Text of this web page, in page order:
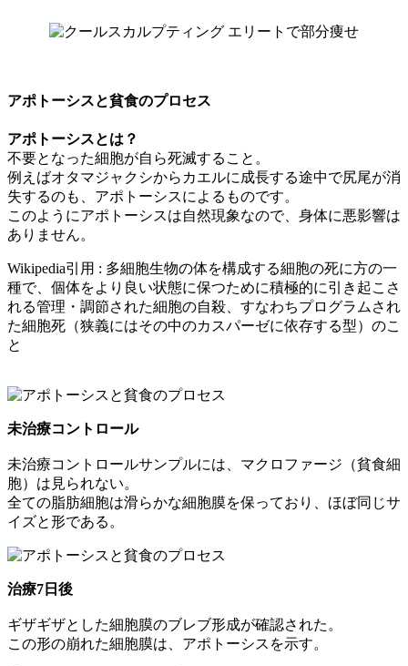
アポトーシスと貧食のプロセス
アポトーシスとは？
不要となった細胞が自ら死滅すること。
例えばオタマジャクシからカエルに成長する途中で尻尾が消
失するのも、アポトーシスによるものです。
このようにアポトーシスは自然現象なので、身体に悪影響は
ありません。
Wikipedia引用 : 多細胞生物の体を構成する細胞の死に方の一
種で、個体をより良い状態に保つために積極的に引き起こさ
れる管理・調節された細胞の自殺、すなわちプログラムされ
た細胞死（狭義にはその中のカスパーゼに依存する型）のこ
と
未治療コントロール
未治療コントロールサンプルには、マクロファージ（貧食細
胞）は見られない。
全ての脂肪細胞は滑らかな細胞膜を保っており、ほぼ同じサ
イズと形である。
治療7日後
ギザギザとした細胞膜のブレブ形成が確認された。
この形の崩れた細胞膜は、アポトーシスを示す。